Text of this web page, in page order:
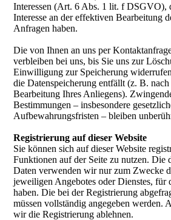
Interessen (Art. 6 Abs. 1 lit. f DSGVO),
Interesse an der effektiven Bearbeitung
Anfragen haben.
Die von Ihnen an uns per
verbleiben bei uns, bis Sie uns zur
Einwilligung zur Speicherung
die Datenspeicherung entfällt (z. B. nach
Bearbeitung Ihres Anliegens).
Bestimmungen – insbesondere
Aufbewahrungsfristen – bleiben
Registrierung auf dieser Website
Sie können sich auf dieser Website
Funktionen auf der Seite zu nutzen. Die
Daten verwenden wir nur zum Zwecke
jeweiligen Angebotes oder Dienstes, für
haben. Die bei der Registrierung
müssen vollständig angegeben werden.
wir die Registrierung ablehnen.